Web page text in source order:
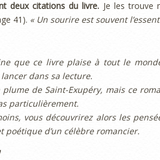
deux citations du livre. Je les trouve
41). « Un sourire est souvent
que ce livre plaise à tout le
dans sa lecture.
plume de Saint-Exupéry, mais ce
particulièrement.
vous découvrirez alors les
poétique d’un célèbre romancier.